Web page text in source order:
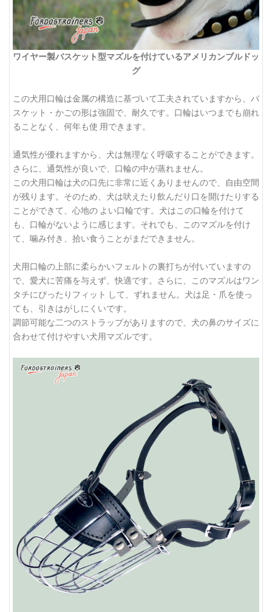
ワイヤー製バスケット型マズルを付けているアメリカンブルドッ
グ
この犬用口輪は金属の構造に基づいて工夫されていますから、バ
スケット・かごの形は強固で、耐久です。口輪はいつまでも崩れ
ることなく、何年も使 用できます。
通気性が優れますから、犬は無理なく呼吸することができます。
さらに、通気性が良いで、口輪の中が蒸れません。
この犬用口輪は犬の口先に非常に近くありませんので、自由空間
が残ります。そのため、犬は吠えたり飲んだり口を開けたりする
ことができて、心地の よい口輪です。犬はこの口輪を付けて
も、口輪がないように感じます。それでも、このマズルを付け
て、噛み付き、拾い食うことがまだできません。
犬用口輪の上部に柔らかいフェルトの裏打ちが付いていますの
で、愛犬に苦痛を与えず、快適です。さらに、このマズルはワン
タチにぴったりフィット して、ずれません。犬は足・爪を使っ
ても、引きはがしにくいです。
調節可能な二つのストラップがありますので、犬の鼻のサイズに
合わせて付けやすい犬用マズルです。